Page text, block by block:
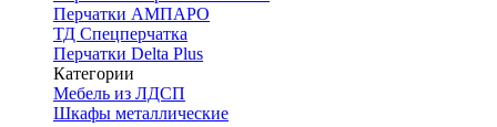
Перчатки АМПАРО
ТД Спецперчатка
Перчатки Delta Plus
Категории
Мебель из ЛДСП
Шкафы металлические